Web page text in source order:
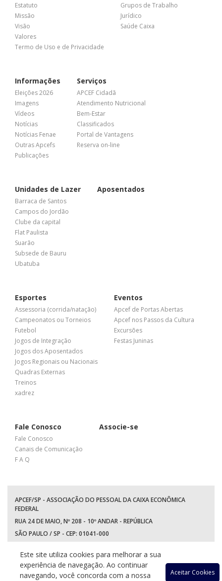
Estatuto
Missão
Visão
Valores
Termo de Uso e de Privacidade
Grupos de Trabalho
Jurídico
Saúde Caixa
Informações
Eleições 2026
Imagens
Vídeos
Notícias
Notícias Fenae
Outras Apcefs
Publicações
Serviços
APCEF Cidadã
Atendimento Nutricional
Bem-Estar
Classificados
Portal de Vantagens
Reserva on-line
Unidades de Lazer
Barraca de Santos
Campos do Jordão
Clube da capital
Flat Paulista
Suarão
Subsede de Bauru
Ubatuba
Aposentados
Esportes
Assessoria (corrida/natação)
Campeonatos ou Torneios
Futebol
Jogos de Integração
Jogos dos Aposentados
Jogos Regionais ou Nacionais
Quadras Externas
Treinos
xadrez
Eventos
Apcef de Portas Abertas
Apcef nos Passos da Cultura
Excursões
Festas Juninas
Fale Conosco
Fale Conosco
Canais de Comunicação
F A Q
Associe-se
APCEF/SP - ASSOCIAÇÃO DO PESSOAL DA CAIXA ECONÔMICA
FEDERAL
RUA 24 DE MAIO, Nº 208 - 10º ANDAR - REPÚBLICA
SÃO PAULO / SP - CEP: 01041-000
WhatsApp: (11) 94597-5758
Este site utiliza cookies para melhorar a sua
experiência de navegação. Ao continuar
navegando, você concorda com a nossa
Aceitar Cookies